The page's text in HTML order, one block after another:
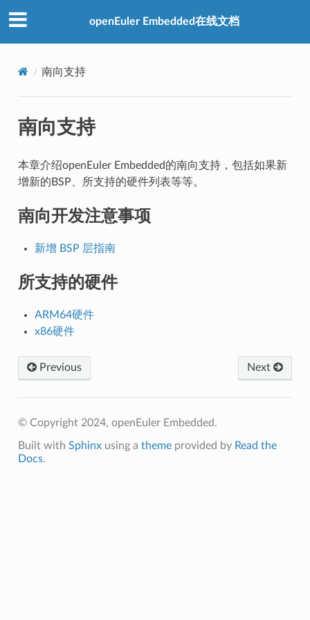
openEuler Embedded在线文档
南向支持
南向支持
本章介绍openEuler Embedded的南向支持，包括如果新
增新的BSP、所支持的硬件列表等等。
南向开发注意事项
新增 BSP 层指南
所支持的硬件
ARM64硬件
x86硬件
Previous Next
© Copyright 2024, openEuler Embedded.
Built with Sphinxusing a themeprovided by Read the
Docs.